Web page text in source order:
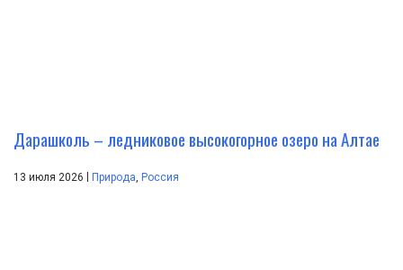
Дарашколь – ледниковое высокогорное озеро на Алтае
13 июля 2026 Природа, Россия